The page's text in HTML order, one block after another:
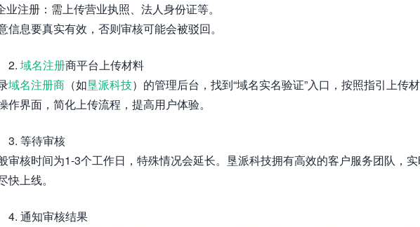
业注册：需上传营业执照、法人身份证等。
信息要真实有效，否则审核可能会被驳回。
2. 域名注册商平台上传材料
域名注册商 （如垦派科技）的管理后台，找到“域名实名验证”入口，按照指引上传
作界面，简化上传流程，提高用户体验。
3. 等待审核
审核时间为1-3个工作日，特殊情况会延长。垦派科技拥有高效的客户服务团队，
快上线。
4. 通知审核结果